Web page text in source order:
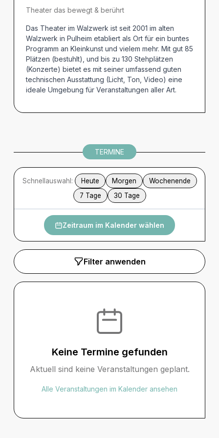
Theater das bewegt & berührt
Das Theater im Walzwerk ist seit 2001 im alten
Walzwerk in Pulheim etabliert als Ort für ein buntes
Programm an Kleinkunst und vielem mehr. Mit gut 85
Plätzen (bestuhlt), und bis zu 130 Stehplätzen
(Konzerte) bietet es mit seiner umfassend guten
technischen Ausstattung (Licht, Ton, Video) eine
ideale Umgebung für Veranstaltungen aller Art.
TERMINE
Schnellauswahl: Heute Morgen
Wochenende
7 Tage
30 Tage
Zeitraum im Kalender wählen
Filter anwenden
Keine Termine gefunden
Aktuell sind keine Veranstaltungen geplant.
Alle Veranstaltungen im Kalender ansehen